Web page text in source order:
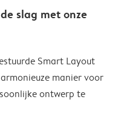
slag met onze
Smart Layout
manier voor
ontwerp te